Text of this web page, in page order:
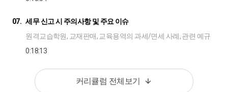
07. 세무 신고 시 주의사항 및 주요 이슈
원격교습학원, 교재판매, 교육용역의 과세/면세 사례, 관련 예규
0:18:13
커리큘럼 전체보기